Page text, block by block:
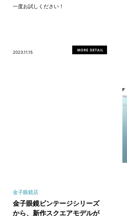
一度お試しください！
2023.11.15
金子眼鏡店
金子眼鏡ビンテージシリーズ
から、新作スクエアモデルが